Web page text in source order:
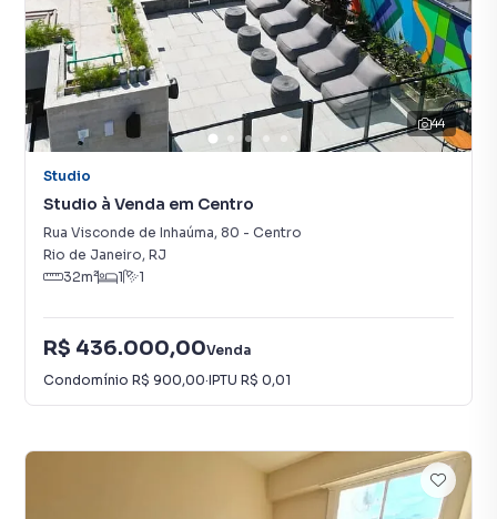
44
Studio
Studio à Venda em Centro
Rua Visconde de Inhaúma, 80 - Centro
Rio de Janeiro, RJ
32m² 1 1
R$ 436.000,00Venda
Condomínio R$ 900,00·IPTU R$ 0,01